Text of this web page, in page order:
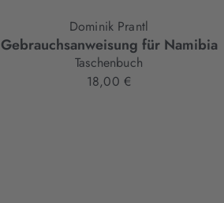
Dominik Prantl
Gebrauchsanweisung für Namibia
Taschenbuch
18,00 €